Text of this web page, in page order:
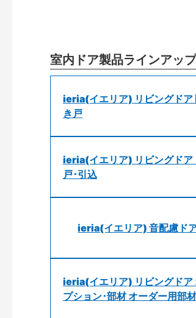
室内ドア製品ラインアップ
ieria(イエリア) リビングドア
き戸
ieria(イエリア) リビングドア
戸･引込
ieria(イエリア) 音配慮ド
ieria(イエリア) リビングドア
プション･部材 オーダー用部材